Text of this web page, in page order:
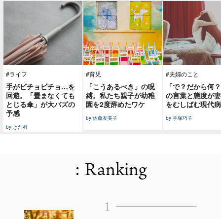
#ライフ
手がビチョビチョ…を
回避。「畳まなくても
とじる傘」が大バズの
予感
by きた村
#育児
「こうあるべき」の呪
縛。私たち親子が幼稚
園を2度辞めたワケ
by 佐藤友美子
#夫婦のこと
「で？だから何
の言葉と態度が
をむしばむ現代病
by 手塚巧子
: Ranking
1